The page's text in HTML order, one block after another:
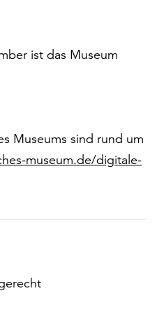
ist das Museum
Museums sind rund um
museum.de/digitale-